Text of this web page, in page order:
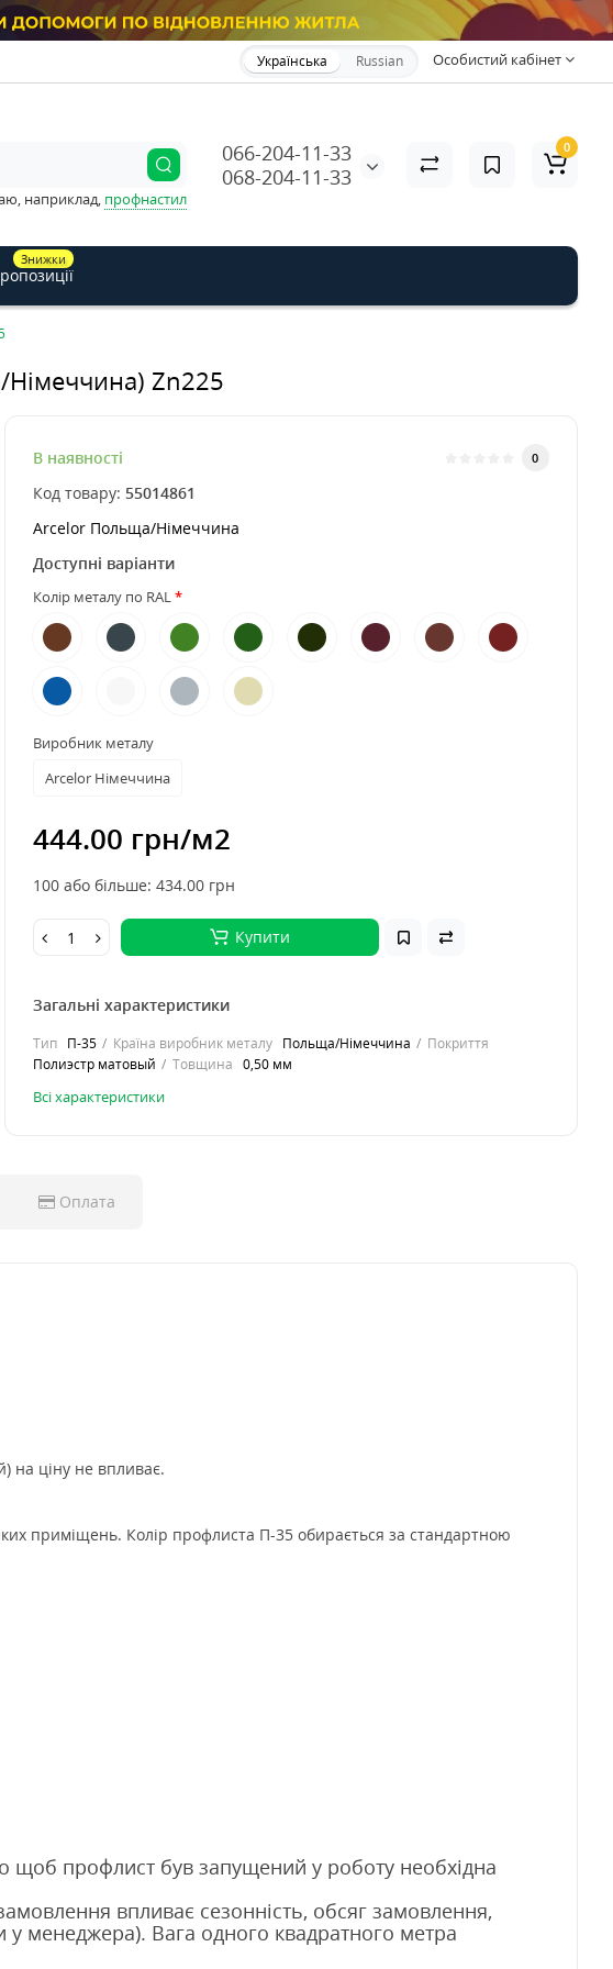
Особистий кабінет
Українська Russian
066-204-11-33
068-204-11-33
наприклад, профнастил
0
Zn225
В наявності 0
Код товару: 55014861
Arcelor Польща/Німеччина
Доступні варіанти
Колір металу по RAL
Виробник металу
Arcelor Німеччина
444.00 грн/м2
100 або більше: 434.00 грн
Купити
Загальні характеристики
Тип П-35 Країна виробник металу Польща/Німеччина
Покриття
Полиэстр матовый
Товщина 0,50 мм
Всі характеристики
Оплата
на ціну не впливає.
приміщень. Колір профлиста П-35 обирається за стандартною
щоб профлист був запущений у роботу необхідна
впливає сезонність, обсяг замовлення,
у менеджера). Вага одного квадратного метра
Знижки